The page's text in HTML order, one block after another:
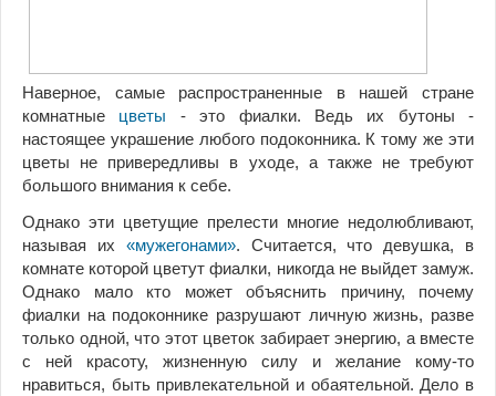
Наверное, самые распространенные в нашей стране
комнатные цветы - это фиалки. Ведь их бутоны -
настоящее украшение любого подоконника. К тому же эти
цветы не привередливы в уходе, а также не требуют
большого внимания к себе.
Однако эти цветущие прелести многие недолюбливают,
называя их «мужегонами». Считается, что девушка, в
комнате которой цветут фиалки, никогда не выйдет замуж.
Однако мало кто может объяснить причину, почему
фиалки на подоконнике разрушают личную жизнь, разве
только одной, что этот цветок забирает энергию, а вместе
с ней красоту, жизненную силу и желание кому-то
нравиться, быть привлекательной и обаятельной. Дело в